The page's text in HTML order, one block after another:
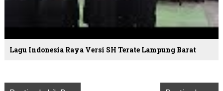
Lagu Indonesia Raya Versi SH Terate Lampung Barat